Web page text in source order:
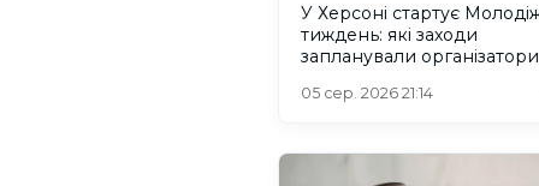
У Херсоні стартує
тиждень: які заходи
запланували організатори
05 сер. 2026 21:14